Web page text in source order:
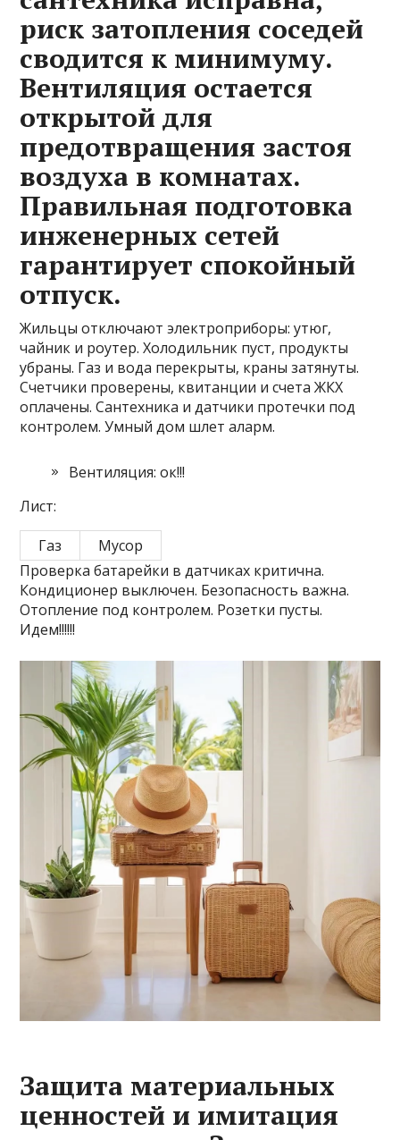
риск затопления соседей
сводится к минимуму.
Вентиляция остается
открытой для
предотвращения застоя
воздуха в комнатах.
Правильная подготовка
инженерных сетей
гарантирует спокойный
отпуск.
Жильцы отключают электроприборы: утюг,
чайник и роутер. Холодильник пуст, продукты
убраны. Газ и вода перекрыты, краны затянуты.
Счетчики проверены, квитанции и счета ЖКХ
оплачены. Сантехника и датчики протечки под
контролем. Умный дом шлет аларм.
Вентиляция: ок!!!
Лист:
Газ
Мусор
Проверка батарейки в датчиках критична.
Кондиционер выключен. Безопасность важна.
Отопление под контролем. Розетки пусты.
Идем!!!!!!
Защита материальных
ценностей и имитация